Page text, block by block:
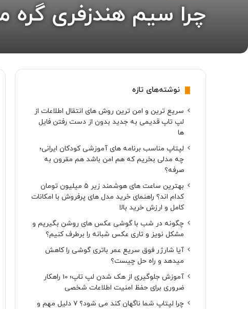
چرا سیم هندزفری گره
نوشته‌های تازه
سریع ترین و امن ترین روش های انتقال اطلاعات از
لپ تاپ قدیمی به جدید بدون از دست رفتن فایل
ها
لپتاپ مناسب برنامه های آموزشی کودکان ایرانی؛
چه مدلی بخریم که هم امن باشد هم مقرون به
صرفه؟
بهترین ساعت های هوشمند زیر ۵ میلیون تومان
کدام اند؟ راهنمای خرید مدل های پرفروش با امکانات
کامل و ارزش خرید بالا
چگونه در شب با گوشی عکس های روشن بگیریم و
مشکل نویز و تاری عکس شبانه را برطرف کنیم؟
آیا شارژر فوق سریع عمر باتری گوشی را کاهش
میدهد و راه حل چیست؟
آموزش جلوگیری از هک شدن لپ تاپ؛ 10 راهکار
ضروری برای حفظ امنیت اطلاعات شخصی
چرا لپتاپ شما ناگهان کند می شود؟ ۷ دلیل مهم و